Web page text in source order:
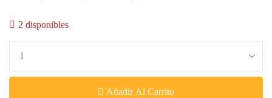
2 disponibles
Añadir Al Carrito